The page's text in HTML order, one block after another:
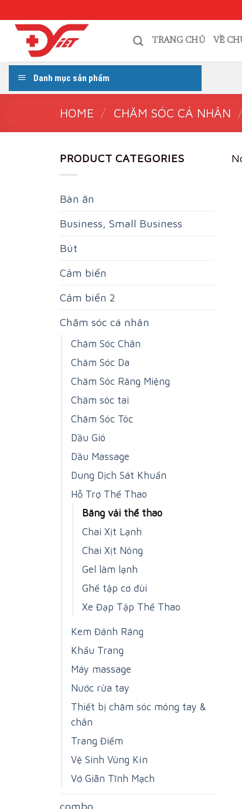
content
TRANG CHỦ VỀ
Danh mục sản phẩm
HOME / CHĂM SÓC CÁ NHÂN
PRODUCT CATEGORIES
Bàn ăn
Business, Small Business
Bút
Cảm biến
Cảm biến 2
Chăm sóc cá nhân
Chăm Sóc Chân
Chăm Sóc Da
Chăm Sóc Răng Miệng
Chăm sóc tai
Chăm Sóc Tóc
Dầu Gió
Dầu Massage
Dung Dịch Sát Khuẩn
Hỗ Trợ Thể Thao
Băng vải thể thao
Chai Xịt Lạnh
Chai Xịt Nóng
Gel làm lạnh
Ghế tập cơ đùi
Xe Đạp Tập Thể Thao
Kem Đánh Răng
Khẩu Trang
Máy massage
Nước rửa tay
Thiết bị chăm sóc móng tay &
chân
Trang Điểm
Vệ Sinh Vùng Kín
Vớ Giãn Tĩnh Mạch
combo